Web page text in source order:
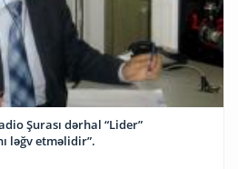
Şurası dərhal “Lider”
ləğv etməlidir”.